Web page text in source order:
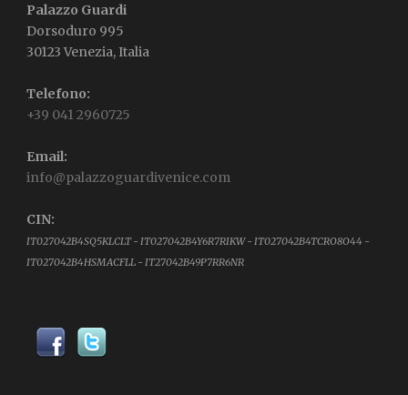
Palazzo Guardi
Dorsoduro 995
30123 Venezia, Italia
Telefono:
+39 041 2960725
Email:
info@palazzoguardivenice.com
CIN:
IT027042B4SQ5KLCLT - IT027042B4Y6R7RIKW - IT027042B4TCRO8O44 -
IT027042B4HSMACFLL - IT27042B49P7RR6NR